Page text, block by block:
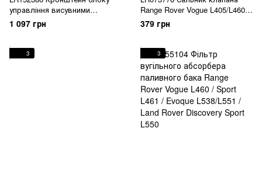
управління висувними
підніжками Range Rover Vogue
L460/Sport L461
1 097 грн
Range Rover Vogue L405/L460 /
Sport L494/L461 / Velar L560 /
Evoque L538/L551 / Land Rover
Defender L663
379 грн
3 3